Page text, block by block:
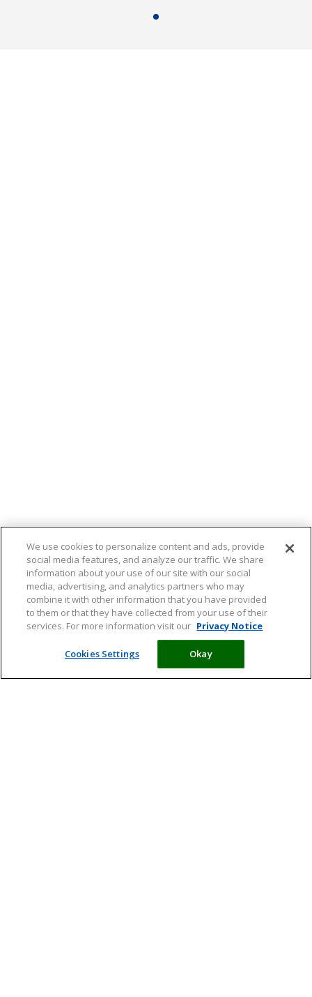
Behoeftes Supplementen
We use cookies to personalize content and ads, provide
social media features, and analyze our traffic. We share
information about your use of our site with our social
media, advertising, and analytics partners who may
combine it with other information that you have provided
to them or that they have collected from your use of their
services. For more information visit our Privacy Notice
Cookies Settings Okay